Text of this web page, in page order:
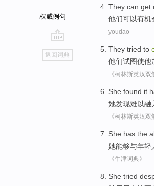
权威例句
go
top
返回词典
They can get
他们可以有机
youdao
They tried to
他们试图使他
《柯林斯英汉双
She found it
她发现难以融
《柯林斯英汉双
She has the
她能够与年轻
《牛津词典》
She tried